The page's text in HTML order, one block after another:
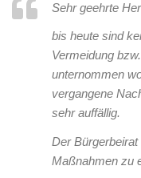
Sehr geehrte
bis heute sind
Vermeidung
unternommen
vergangene
sehr auffällig.
Der
Maßnahmen zu